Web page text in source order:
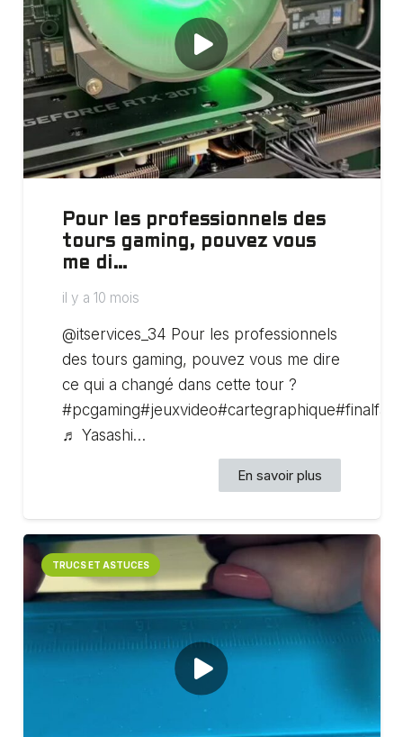
Pour les professionnels des
tours gaming, pouvez vous
me di…
il y a 10 mois
@itservices_34 Pour les professionnels
des tours gaming, pouvez vous me dire
ce qui a changé dans cette tour ?
♬ Yasashi…
En savoir plus
TRUCS ET ASTUCES